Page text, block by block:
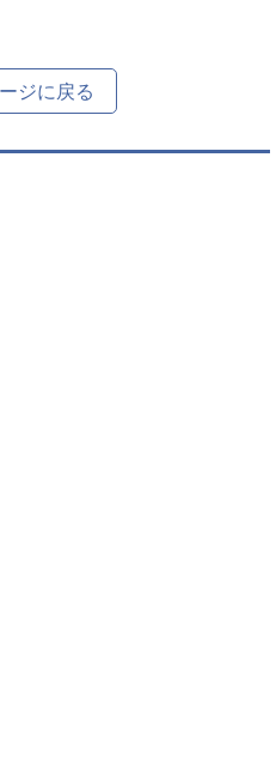
ジに戻る